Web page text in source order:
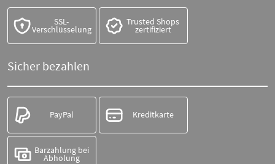
SSL-
Verschlüsselung
Trusted Shops
zertifiziert
Sicher bezahlen
PayPal Kreditkarte
Barzahlung bei
Abholung